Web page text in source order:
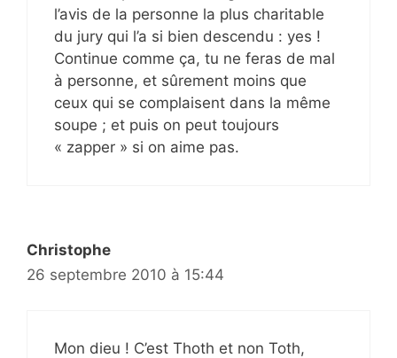
l’avis de la personne la plus charitable
du jury qui l’a si bien descendu : yes !
Continue comme ça, tu ne feras de mal
à personne, et sûrement moins que
ceux qui se complaisent dans la même
soupe ; et puis on peut toujours
« zapper » si on aime pas.
Christophe
26 septembre 2010 à 15:44
Mon dieu ! C’est Thoth et non Toth,